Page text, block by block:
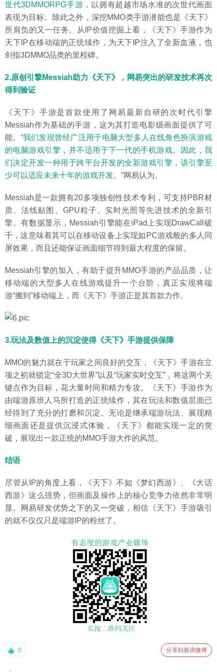
世代3DMMORPG手游， 以拥有超越市场水准的次世代画面
表现为目标。除此之外，深挖MMO类手游潜能也是《天下》
所肩负的又一任务。从IP价值挖掘上看，《天下》手游作为
天下IP在移动端的正统续作，为天下IP注入了全新血液，也
剑指3DMMO品类的里程碑。
2.原创引擎Messiah助力《天下》，网易突出的研发技术再次
得到验证
《天下》手游是首款使用了网易最新自研的次时代引擎
Messiah作为基础的手游，这为其打造电影级画面提供了可
能。 “我们发现曾经广泛用于电脑大型多人在线角色扮演游戏
的电脑游戏引擎，并不适用于下一代的手机游戏。因此，我
们决定开发一种用于跨平台开发的全新游戏引擎，该引擎至
少可以适应未来十年的游戏开发。”网易认为。
Messiah是一款拥有20多项独创性技术专利，可支持PBR材
质、法线贴图、GPU粒子、实时光照等先进技术的全新引
擎。有数据显示，Messiah引擎能在iPad上实现DrawCall破
千，这意味着其可以在移动设备上实现如PC游戏般的多人同
屏效果，而且还能保证画面细节得到最大程度的保留。
Messiah引擎的加入，有助于提升MMO手游的产品品质，让
移动端的大型多人在线游戏提升一个台阶，真正实现将端
游“搬到”移动端上，而《天下》手游正是其首款力作。
3.玩法及数值上的沉淀使得《天下》手游提供保障
MMO的魅力就在于玩家之间良好的交互，《天下》手游在立
项之初就锁定“全3D大世界”以及“玩家实时交互”，将这两个关
键点作为目标，花大量时间和精力专攻。《天下》手游作为
由端游原班人马所打造的正统续作，其在玩法和数值层面已
经得到了充分的打磨和沉淀。无论是继承端游玩法、展现精
细画面还是提供沉浸式体验，《天下》都能实现一定的突
破，展现出一款正统的MMO手游大作的风范。
结语
尽管从IP的角度上看，《天下》不如《梦幻西游》、《大话
西游》这么强势，但画面及操作上的核心竞争力依然非常明
显。网易研发优势之下的又一突破，相信《天下》手游吸引
的就不仅仅只是端游IP的粉丝了。
0 分享到新浪微博